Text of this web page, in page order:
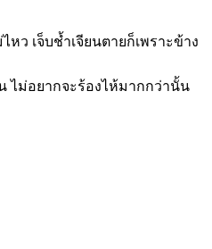
หว เจ็บช้ำเจียนตายก็เพราะข้าง
ไม่อยากจะร้องไห้มากกว่านั้น